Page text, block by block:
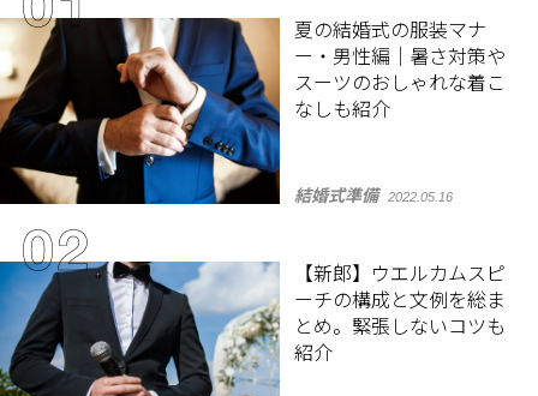
夏の結婚式の服装マナ
ー・男性編｜暑さ対策や
スーツのおしゃれな着こ
なしも紹介
結婚式準備 2022.05.16
【新郎】ウエルカムスピ
ーチの構成と文例を総ま
とめ。緊張しないコツも
紹介